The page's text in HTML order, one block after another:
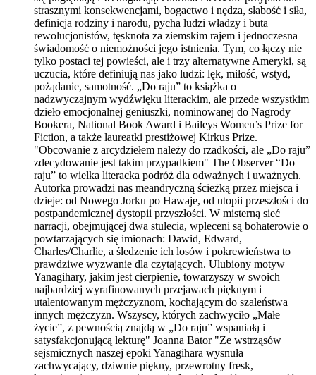
strasznymi konsekwencjami, bogactwo i nędza, słabość i siła,
definicja rodziny i narodu, pycha ludzi władzy i buta
rewolucjonistów, tęsknota za ziemskim rajem i jednoczesna
świadomość o niemożności jego istnienia. Tym, co łączy nie
tylko postaci tej powieści, ale i trzy alternatywne Ameryki, są
uczucia, które definiują nas jako ludzi: lęk, miłość, wstyd,
pożądanie, samotność. „Do raju” to książka o
nadzwyczajnym wydźwięku literackim, ale przede wszystkim
dzieło emocjonalnej geniuszki, nominowanej do Nagrody
Bookera, National Book Award i Baileys Women’s Prize for
Fiction, a także laureatki prestiżowej Kirkus Prize.
"Obcowanie z arcydziełem należy do rzadkości, ale „Do raju”
zdecydowanie jest takim przypadkiem" The Observer “Do
raju” to wielka literacka podróż dla odważnych i uważnych.
Autorka prowadzi nas meandryczną ścieżką przez miejsca i
dzieje: od Nowego Jorku po Hawaje, od utopii przeszłości do
postpandemicznej dystopii przyszłości. W misterną sieć
narracji, obejmującej dwa stulecia, wpleceni są bohaterowie o
powtarzających się imionach: Dawid, Edward,
Charles/Charlie, a śledzenie ich losów i pokrewieństwa to
prawdziwe wyzwanie dla czytających. Ulubiony motyw
Yanagihary, jakim jest cierpienie, towarzyszy w swoich
najbardziej wyrafinowanych przejawach pięknym i
utalentowanym mężczyznom, kochającym do szaleństwa
innych mężczyzn. Wszyscy, których zachwyciło „Małe
życie”, z pewnością znajdą w „Do raju” wspaniałą i
satysfakcjonującą lekturę" Joanna Bator "Ze wstrząsów
sejsmicznych naszej epoki Yanagihara wysnuła
zachwycający, dziwnie piękny, przewrotny fresk,